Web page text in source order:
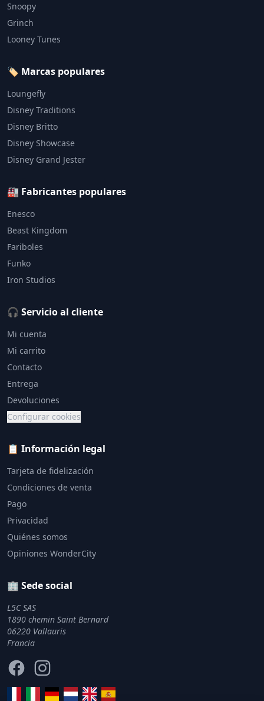
Snoopy
Grinch
Looney Tunes
🏷️ Marcas populares
Loungefly
Disney Traditions
Disney Britto
Disney Showcase
Disney Grand Jester
🏭 Fabricantes populares
Enesco
Beast Kingdom
Fariboles
Funko
Iron Studios
🎧 Servicio al cliente
Mi cuenta
Mi carrito
Contacto
Entrega
Devoluciones
Configurar cookies
📋 Información legal
Tarjeta de fidelización
Condiciones de venta
Pago
Privacidad
Quiénes somos
Opiniones WonderCity
🏢 Sede social
L5C SAS
1890 chemin Saint Bernard
06220 Vallauris
Francia
FacebookInstagram